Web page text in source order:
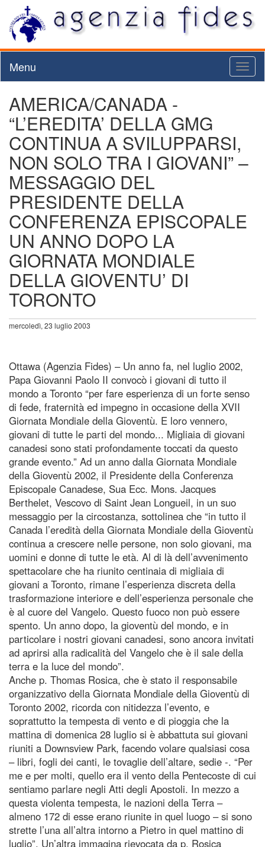
Menu
AMERICA/CANADA -
“L’EREDITA’ DELLA GMG
CONTINUA A SVILUPPARSI,
NON SOLO TRA I GIOVANI” –
MESSAGGIO DEL
PRESIDENTE DELLA
CONFERENZA EPISCOPALE
UN ANNO DOPO LA
GIORNATA MONDIALE
DELLA GIOVENTU’ DI
TORONTO
mercoledì, 23 luglio 2003
Ottawa (Agenzia Fides) – Un anno fa, nel luglio 2002,
Papa Giovanni Paolo II convocò i giovani di tutto il
mondo a Toronto “per fare esperienza di un forte senso
di fede, fraternità ed impegno in occasione della XVII
Giornata Mondiale della Gioventù. E loro vennero,
giovani di tutte le parti del mondo... Migliaia di giovani
canadesi sono stati profondamente toccati da questo
grande evento.” Ad un anno dalla Giornata Mondiale
della Gioventù 2002, il Presidente della Conferenza
Episcopale Canadese, Sua Ecc. Mons. Jacques
Berthelet, Vescovo di Saint Jean Longueil, in un suo
messaggio per la circostanza, sottolinea che “in tutto il
Canada l’eredità della Giornata Mondiale della Gioventù
continua a crescere nelle persone, non solo giovani, ma
uomini e donne di tutte le età. Al di là dell’avvenimento
spettacolare che ha riunito centinaia di migliaia di
giovani a Toronto, rimane l’esperienza discreta della
trasformazione interiore e dell’esperienza personale che
è al cuore del Vangelo. Questo fuoco non può essere
spento. Un anno dopo, la gioventù del mondo, e in
particolare i nostri giovani canadesi, sono ancora invitati
ad aprirsi alla radicalità del Vangelo che è il sale della
terra e la luce del mondo”.
Anche p. Thomas Rosica, che è stato il responsabile
organizzativo della Giornata Mondiale della Gioventù di
Toronto 2002, ricorda con nitidezza l’evento, e
soprattutto la tempesta di vento e di pioggia che la
mattina di domenica 28 luglio si è abbattuta sui giovani
riuniti a Downsview Park, facendo volare qualsiasi cosa
– libri, fogli dei canti, le tovaglie dell’altare, sedie -. “Per
me e per molti, quello era il vento della Pentecoste di cui
sentiamo parlare negli Atti degli Apostoli. In mezzo a
questa violenta tempesta, le nazioni della Terra –
almeno 172 di esse erano riunite in quel luogo – si sono
strette l’una all’altra intorno a Pietro in quel mattino di
luglio”. Un’altra immagina rievocata da p. Rosica